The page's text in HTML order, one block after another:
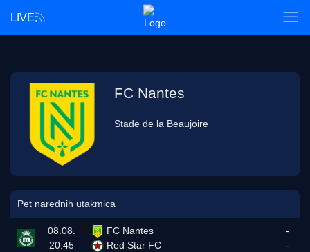
LIVE
FC Nantes
Stade de la Beaujoire
Pet narednih utakmica
08.08.
20:45
FC Nantes
Red Star FC
-
-